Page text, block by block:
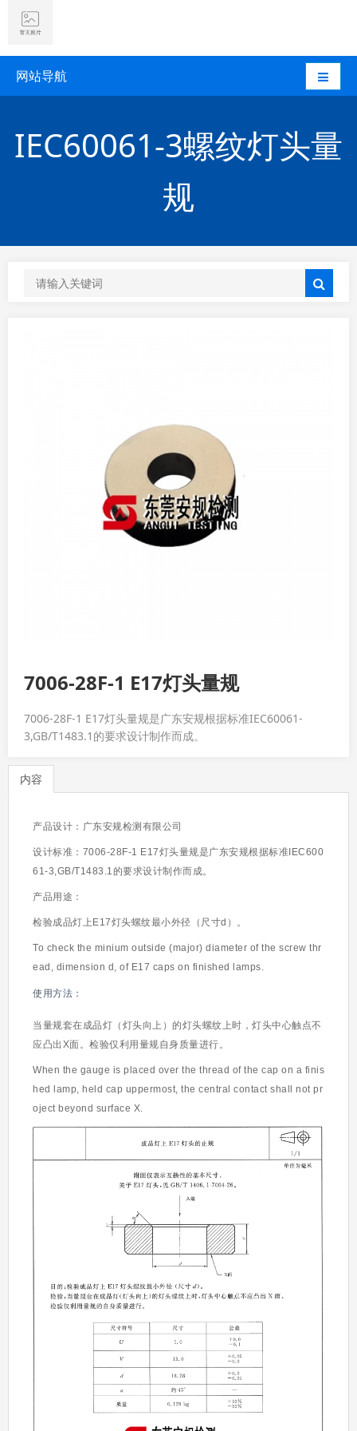
网站导航
IEC60061-3螺纹灯头量
规
7006-28F-1 E17灯头量规
7006-28F-1 E17灯头量规是广东安规根据标准IEC60061-
3,GB/T1483.1的要求设计制作而成。
内容
产品设计：广东安规检测有限公司
设计标准：7006-28F-1 E17灯头量规是广东安规根据标准 IEC600
61-3,GB/T1483.1的要求设计制作而成。
产品用途：
检验成品灯上 E17灯头螺纹最小外径（尺寸d）。
To check the minium outside (major) diameter of the screw thr
ead, dimension d, of E17 caps on finished lamps.
使用方法：
当量规套在成品灯（灯头向上）的灯头螺纹上时，灯头中心触点不
应凸出X面。检验仅利用量规自身质量进行。
When the gauge is placed over the thread of the cap on a finis
hed lamp, held cap uppermost, the central contact shall not pr
oject beyond surface X.